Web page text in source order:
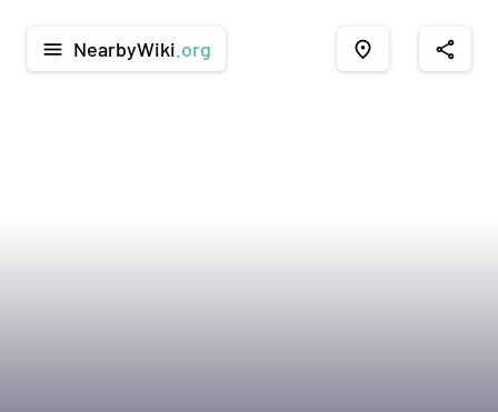
menu NearbyWiki .org place share